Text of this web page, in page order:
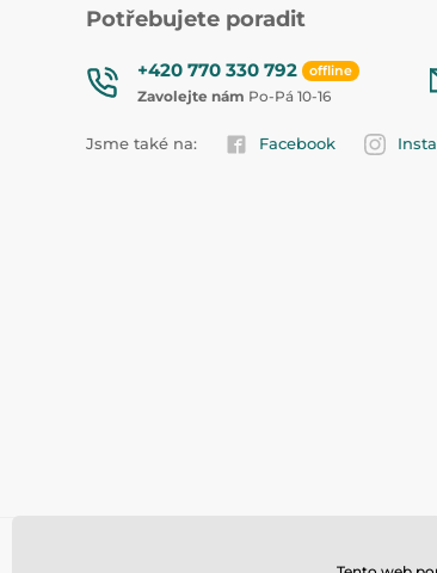
Potřebujete poradit
+420 770 330 792 offline
Zavolejte nám Po-Pá 10-16
Jsme také na: Facebook